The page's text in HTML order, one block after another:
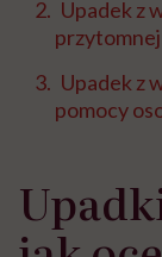
Upadek z
przytomnej
Upadek z
pomocy